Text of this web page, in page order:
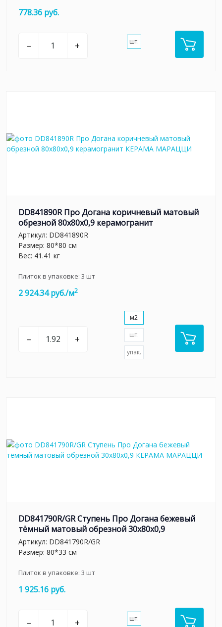
778.36 руб.
– + шт.
DD841890R Про Догана коричневый матовый
обрезной 80x80x0,9 керамогранит
Артикул: DD841890R
Размер: 80*80 см
Вес: 41.41 кг
Плиток в упаковке: 3 шт
2 924.34 руб./м2
– +
м2
шт.
упак.
DD841790R/GR Ступень Про Догана бежевый
тёмный матовый обрезной 30x80x0,9
Артикул: DD841790R/GR
Размер: 80*33 см
Плиток в упаковке: 3 шт
1 925.16 руб.
– + шт.